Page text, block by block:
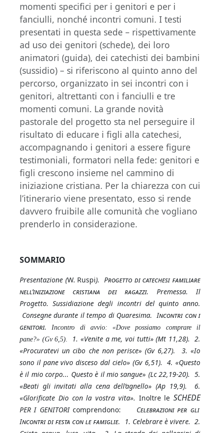
momenti specifici per i genitori e per i
fanciulli, nonché incontri comuni. I testi
presentati in questa sede – rispettivamente
ad uso dei genitori (schede), dei loro
animatori (guida), dei catechisti dei bambini
(sussidio) – si riferiscono al quinto anno del
percorso, organizzato in sei incontri con i
genitori, altrettanti con i fanciulli e tre
momenti comuni. La grande novità
pastorale del progetto sta nel perseguire il
risultato di educare i figli alla catechesi,
accompagnando i genitori a essere figure
testimoniali, formatori nella fede: genitori e
figli crescono insieme nel cammino di
iniziazione cristiana. Per la chiarezza con cui
l’itinerario viene presentato, esso si rende
davvero fruibile alle comunità che vogliano
prenderlo in considerazione.
SOMMARIO
Presentazione (W. Ruspi).Progetto di catechesi familiare
nell’iniziazione cristiana dei ragazzi. Premessa. Il
Progetto. Sussidiazione degli incontri del quinto anno.
Consegne durante il tempo di Quaresima.Incontri con i
genitori.Incontro di avvio: «Dove possiamo comprare il
pane?» (Gv 6,5).
1. «Venite a me, voi tutti» (Mt 11,28). 2.
«Procuratevi un cibo che non perisce» (Gv 6,27). 3. «Io
sono il pane vivo disceso dal cielo» (Gv 6,51). 4. «Questo
è il mio corpo... Questo è il mio sangue» (Lc 22,19-20). 5.
«Beati gli invitati alla cena dell’agnello» (Ap 19,9). 6.
«Glorificate Dio con la vostra vita». Inoltre le SCHEDE
PER I GENITORI comprendono:
Celebrazioni per gli
Incontri di festa con le famiglie.
1. Celebrare è vivere. 2.